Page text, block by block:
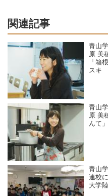
関連記事
青山
原 美
「箱
スキ
青山
原 美
んて
青山
連校
大学